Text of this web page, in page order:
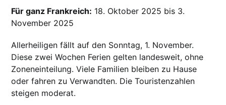
Für ganz Frankreich: 18. Oktober 2025 bis 3.
November 2025
Allerheiligen fällt auf den Sonntag, 1. November.
Diese zwei Wochen Ferien gelten landesweit, ohne
Zoneneinteilung. Viele Familien bleiben zu Hause
oder fahren zu Verwandten. Die Touristenzahlen
steigen moderat.